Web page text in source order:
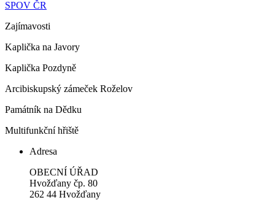
SPOV ČR
Zajímavosti
Kaplička na Javory
Kaplička Pozdyně
Arcibiskupský zámeček Roželov
Památník na Dědku
Multifunkční hřiště
Adresa
OBECNÍ ÚŘAD
Hvožďany čp. 80
262 44 Hvožďany